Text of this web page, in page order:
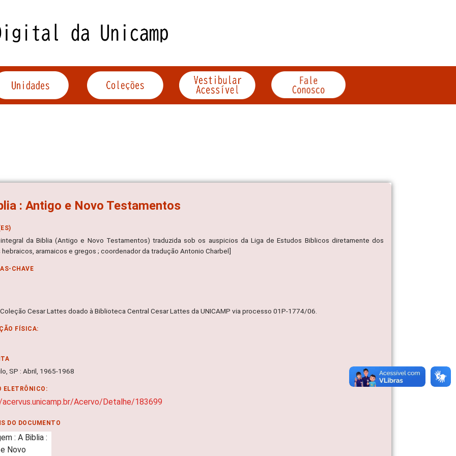
: Antigo e Novo Testamentos
integral da Biblia (Antigo e Novo Testamentos) traduzida sob os auspicios da Liga de Estudos Biblicos diretamente dos
hebraicos, aramaicos e gregos ; coordenador da tradução Antonio Charbel]
CHAVE
Cesar Lattes doado à Biblioteca Central Cesar Lattes da UNICAMP via processo 01P-1774/06.
FÍSICA:
SP : Abril, 1965-1968
ELETRÔNICO:
Acervo/Detalhe/183699
DO DOCUMENTO